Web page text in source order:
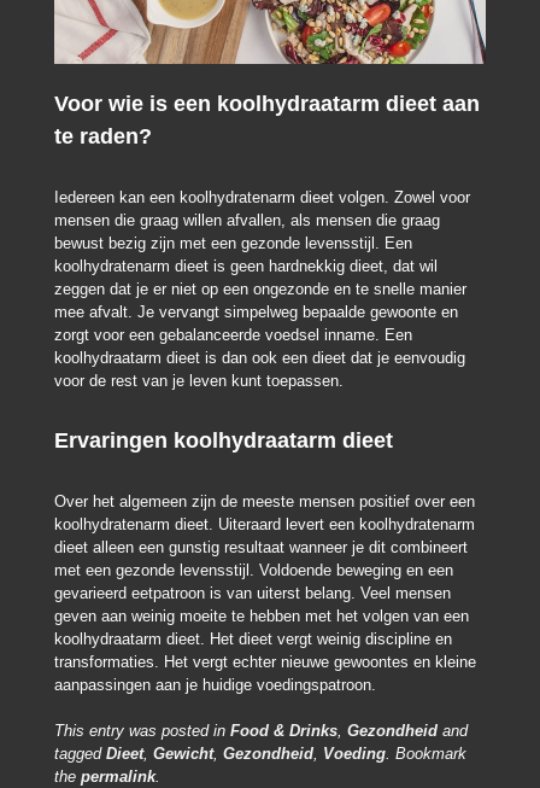
Voor wie is een koolhydraatarm dieet aan
te raden?
Iedereen kan een koolhydratenarm dieet volgen. Zowel voor
mensen die graag willen afvallen, als mensen die graag
bewust bezig zijn met een gezonde levensstijl. Een
koolhydratenarm dieet is geen hardnekkig dieet, dat wil
zeggen dat je er niet op een ongezonde en te snelle manier
mee afvalt. Je vervangt simpelweg bepaalde gewoonte en
zorgt voor een gebalanceerde voedsel inname. Een
koolhydraatarm dieet is dan ook een dieet dat je eenvoudig
voor de rest van je leven kunt toepassen.
Ervaringen koolhydraatarm dieet
Over het algemeen zijn de meeste mensen positief over een
koolhydratenarm dieet. Uiteraard levert een koolhydratenarm
dieet alleen een gunstig resultaat wanneer je dit combineert
met een gezonde levensstijl. Voldoende beweging en een
gevarieerd eetpatroon is van uiterst belang. Veel mensen
geven aan weinig moeite te hebben met het volgen van een
koolhydraatarm dieet. Het dieet vergt weinig discipline en
transformaties. Het vergt echter nieuwe gewoontes en kleine
aanpassingen aan je huidige voedingspatroon.
This entry was posted in Food & Drinks, Gezondheidand
tagged Dieet, Gewicht, Gezondheid, Voeding. Bookmark
the permalink.